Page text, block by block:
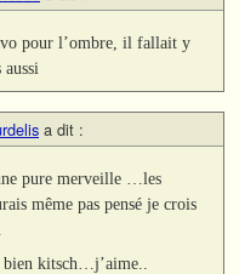
pour l’ombre, il fallait y
a dit :
pure merveille …les
même pas pensé je crois
kitsch…j’aime..